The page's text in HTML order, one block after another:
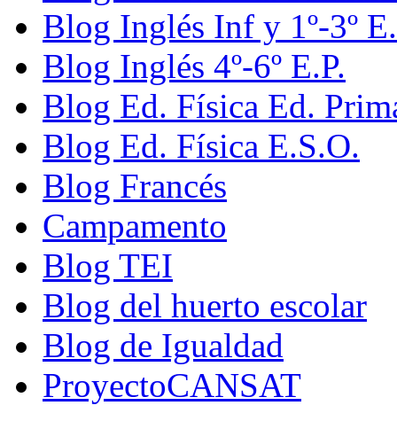
Blog Inglés Inf y 1º-3º
Blog Inglés 4º-6º E.P.
Blog Ed. Física Ed.
Blog Ed. Física E.S.O.
Blog Francés
Campamento
Blog TEI
Blog del huerto escolar
Blog de Igualdad
ProyectoCANSAT